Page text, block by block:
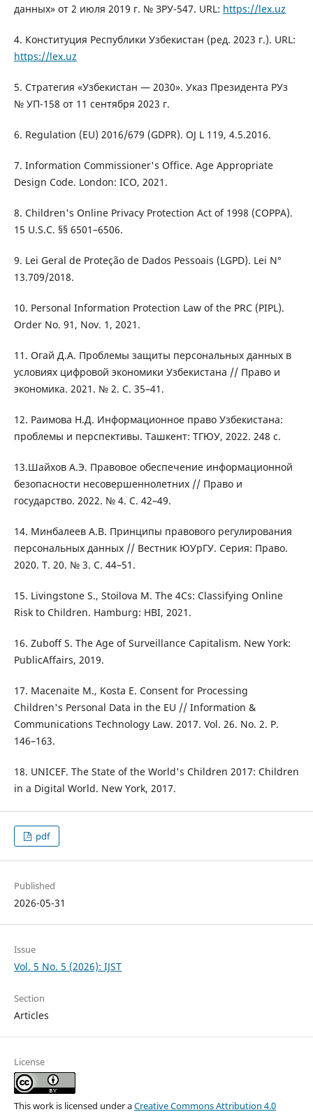
данных» от 2 июля 2019 г. № ЗРУ-547. URL: https://lex.uz
4. Конституция Республики Узбекистан (ред. 2023 г.). URL:
https://lex.uz
5. Стратегия «Узбекистан — 2030». Указ Президента РУз
№ УП-158 от 11 сентября 2023 г.
6. Regulation (EU) 2016/679 (GDPR). OJ L 119, 4.5.2016.
7. Information Commissioner's Office. Age Appropriate
Design Code. London: ICO, 2021.
8. Children's Online Privacy Protection Act of 1998 (COPPA).
15 U.S.C. §§ 6501–6506.
9. Lei Geral de Proteção de Dados Pessoais (LGPD). Lei N°
13.709/2018.
10. Personal Information Protection Law of the PRC (PIPL).
Order No. 91, Nov. 1, 2021.
11. Огай Д.А. Проблемы защиты персональных данных в
условиях цифровой экономики Узбекистана // Право и
экономика. 2021. № 2. С. 35–41.
12. Раимова Н.Д. Информационное право Узбекистана:
проблемы и перспективы. Ташкент: ТГЮУ, 2022. 248 с.
13.Шайхов А.Э. Правовое обеспечение информационной
безопасности несовершеннолетних // Право и
государство. 2022. № 4. С. 42–49.
14. Минбалеев А.В. Принципы правового регулирования
персональных данных // Вестник ЮУрГУ. Серия: Право.
2020. Т. 20. № 3. С. 44–51.
15. Livingstone S., Stoilova M. The 4Cs: Classifying Online
Risk to Children. Hamburg: HBI, 2021.
16. Zuboff S. The Age of Surveillance Capitalism. New York:
PublicAffairs, 2019.
17. Macenaite M., Kosta E. Consent for Processing
Children's Personal Data in the EU // Information &
Communications Technology Law. 2017. Vol. 26. No. 2. P.
146–163.
18. UNICEF. The State of the World's Children 2017: Children
in a Digital World. New York, 2017.
pdf
Published
2026-05-31
Issue
Vol. 5 No. 5 (2026): IJST
Section
Articles
License
This work is licensed under aCreative Commons Attribution 4.0